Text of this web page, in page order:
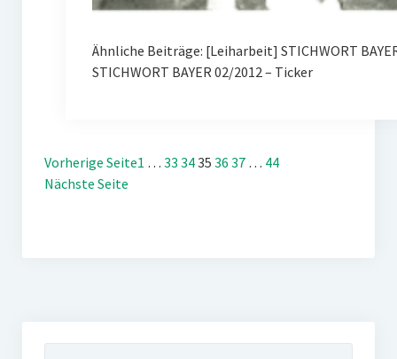
Ähnliche Beiträge: [Leiharbeit] STICHWORT
STICHWORT BAYER 02/2012 – Ticker
Vorherige Seite1 … 33 3435 36 37 … 44
Nächste Seite